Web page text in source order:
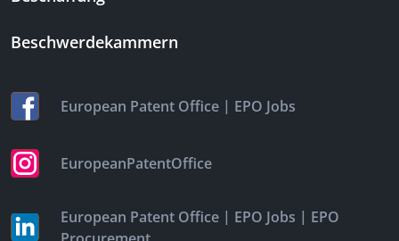
Beschwerdekammern
European Patent Office | EPO Jobs
EuropeanPatentOffice
European Patent Office | EPO Jobs | EPO